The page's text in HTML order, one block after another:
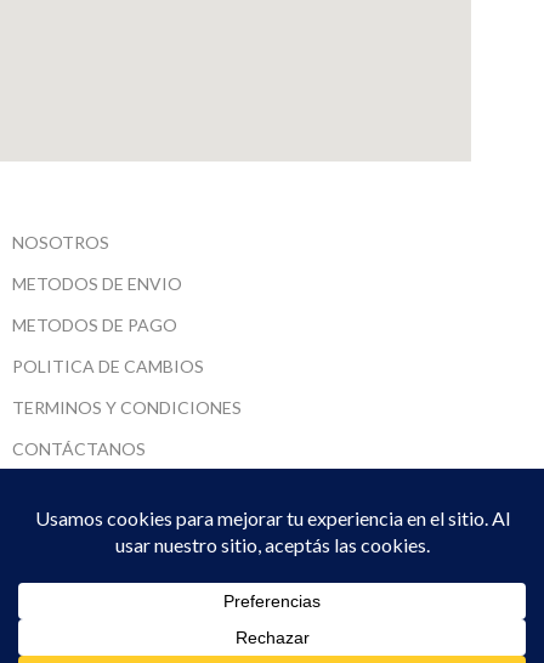
NOSOTROS
METODOS DE ENVIO
METODOS DE PAGO
POLITICA DE CAMBIOS
TERMINOS Y CONDICIONES
CONTÁCTANOS
SARUMADI SRL 2022 CREADO PORDPTO. SISTEMAS . PREMIUM E-COMMERCE